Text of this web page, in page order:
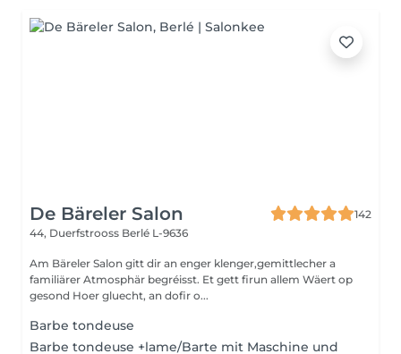
De Bäreler Salon
142
44, Duerfstrooss Berlé L-9636
Am Bäreler Salon gitt dir an enger klenger,gemittlecher a
familiärer Atmosphär begréisst. Et gett firun allem Wäert op
gesond Hoer gluecht, an dofir o...
Barbe tondeuse
Barbe tondeuse +lame/Barte mit Maschine und